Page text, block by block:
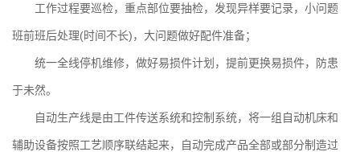
工作过程要巡检，重点部位要抽检，发现异样要记录，小问题
班前班后处理(时间不长)，大问题做好配件准备；
统一全线停机维修，做好易损件计划，提前更换易损件，防患
于未然。
自动生产线是由工件传送系统和控制系统，将一组自动机床和
辅助设备按照工艺顺序联结起来，自动完成产品全部或部分制造过